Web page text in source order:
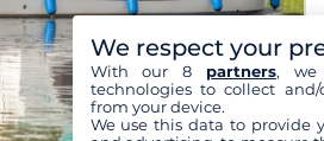
We respect your
With our 8 partners, we
technologies to collect
from your device.
We use this data to provide